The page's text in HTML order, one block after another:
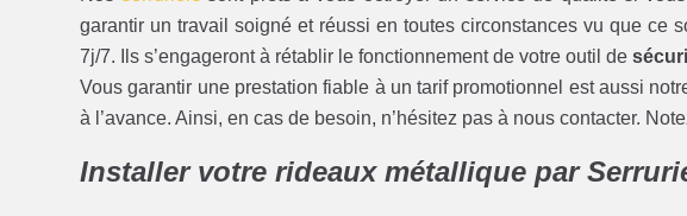
garantir un travail soigné et réussi en toutes circonstances vu que ce
7j/7. Ils s’engageront à rétablir le fonctionnement de votre outil de
Vous garantir une prestation fiable à un tarif promotionnel est aussi
à l’avance. Ainsi, en cas de besoin, n’hésitez pas à nous contacter.
Installer votre rideaux métallique par